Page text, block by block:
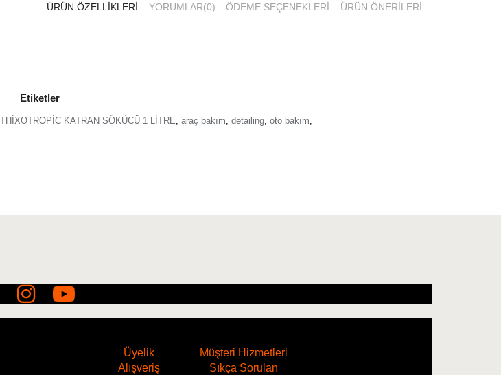
ÜRÜN ÖZELLIKLERI YORUMLAR(0) ÖDEME SEÇENEKLERI ÜRÜN ÖNERILERI
Etiketler
KATRAN SÖKÜCÜ 1 LİTRE, araç bakım, detailing, oto bakım,
Üyelik
Alışveriş
Müşteri Hizmetleri
Sıkça Sorulan